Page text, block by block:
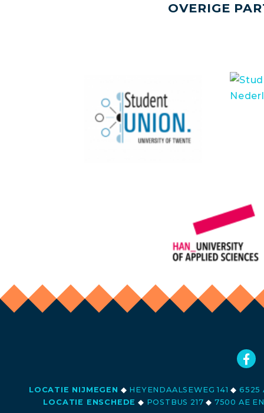
OVERIGE
LOCATIE NIJMEGEN ◆ HEYENDAALSEWEG 141◆ 6525
LOCATIE ENSCHEDE ◆ POSTBUS 217◆ 7500 AE